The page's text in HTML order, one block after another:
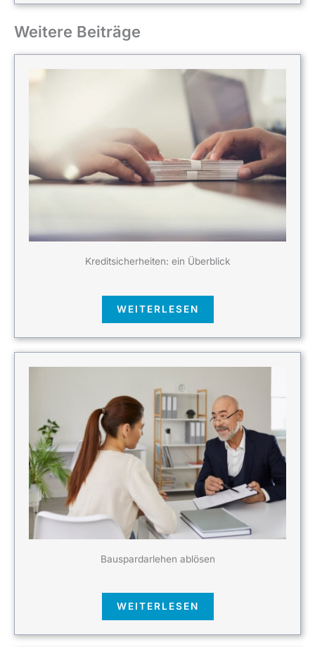
Weitere Beiträge
Kreditsicherheiten: ein Überblick
WEITERLESEN
Bauspardarlehen ablösen
WEITERLESEN